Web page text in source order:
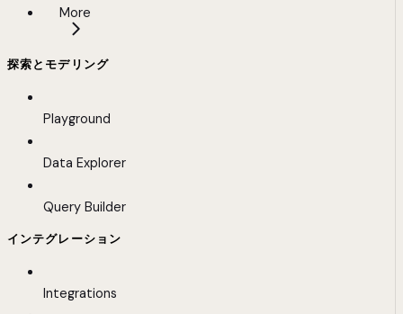
More
探索とモデリング
Playground
Data Explorer
Query Builder
インテグレーション
Integrations